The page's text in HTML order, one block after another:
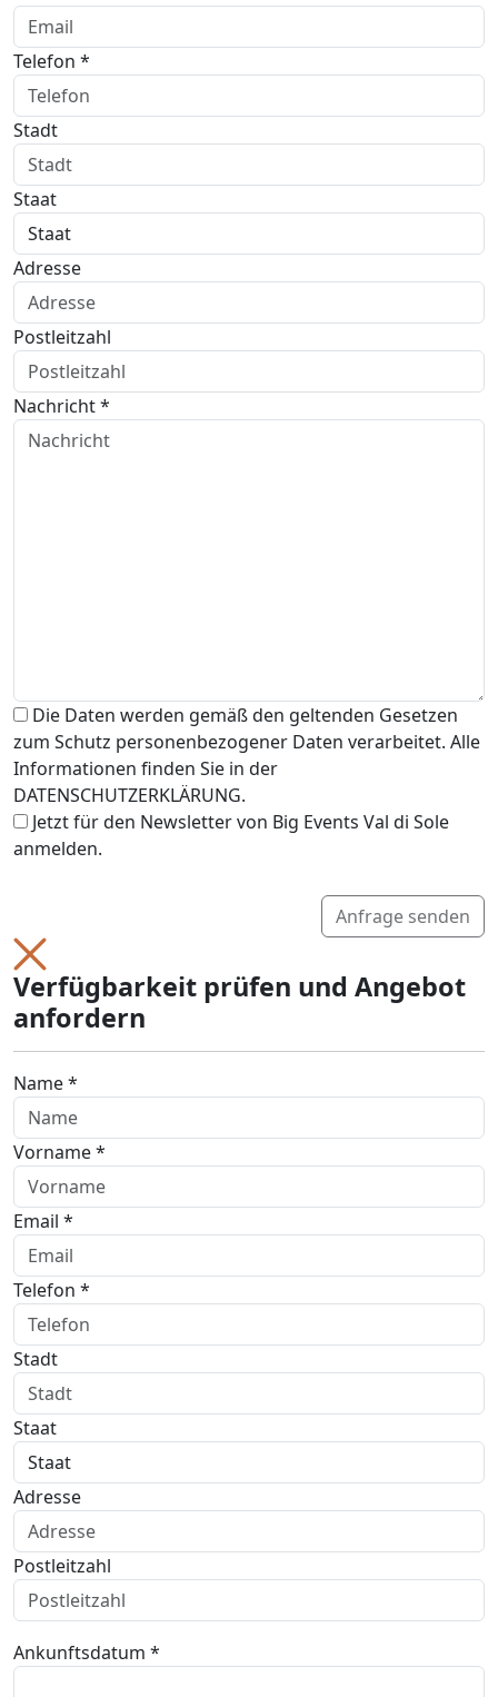
Telefon *
Stadt
Staat
Adresse
Postleitzahl
Nachricht *
Die Daten werden gemäß den geltenden Gesetzen
zum Schutz personenbezogener Daten verarbeitet. Alle
Informationen finden Sie in der
DATENSCHUTZERKLÄRUNG.
Jetzt für den Newsletter von Big Events Val di Sole
anmelden.
Anfrage senden
Verfügbarkeit prüfen und Angebot
anfordern
Name *
Vorname *
Email *
Telefon *
Stadt
Staat
Adresse
Postleitzahl
Ankunftsdatum *